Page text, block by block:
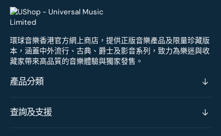
環球音樂香港官方網上商店，提供正版音樂產品及限量珍藏版
本，涵蓋中外流行、古典、爵士及影音系列，致力為樂迷與收
藏家帶來高品質的音樂體驗與獨家發售。
產品分類
查詢及支援